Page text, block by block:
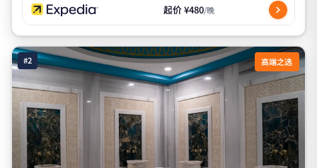
起价 ¥480/晚
#2 高端之选